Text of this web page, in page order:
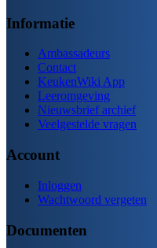
Informatie
Ambassadeurs
Contact
KeukenWiki App
Leeromgeving
Nieuwsbrief archief
Veelgestelde vragen
Account
Inloggen
Wachtwoord vergeten
Documenten